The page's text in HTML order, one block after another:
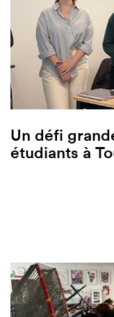
Un défi
étudiants à